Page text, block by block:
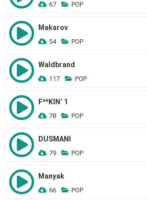
67 POP
Makarov
54 POP
Waldbrand
117 POP
F**KIN‘ 1
78 POP
DUSMANI
79 POP
Manyak
66 POP